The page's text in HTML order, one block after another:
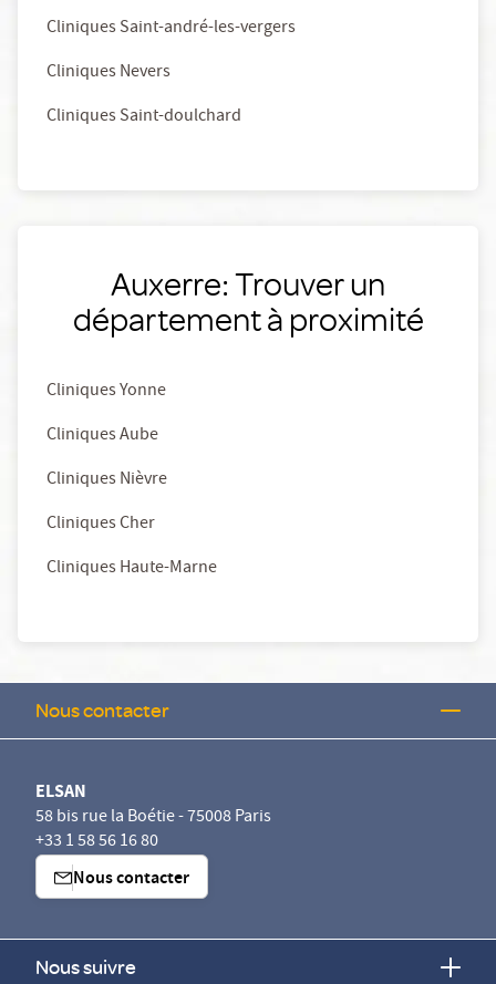
Cliniques Saint-andré-les-vergers
Cliniques Nevers
Cliniques Saint-doulchard
Auxerre: Trouver un
département à proximité
Cliniques Yonne
Cliniques Aube
Cliniques Nièvre
Cliniques Cher
Cliniques Haute-Marne
Nous contacter
ELSAN
58 bis rue la Boétie - 75008 Paris
+33 1 58 56 16 80
Nous contacter
Nous suivre